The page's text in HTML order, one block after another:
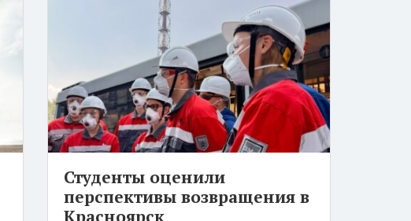
Студенты оценили
перспективы возвращения в
Красноярск